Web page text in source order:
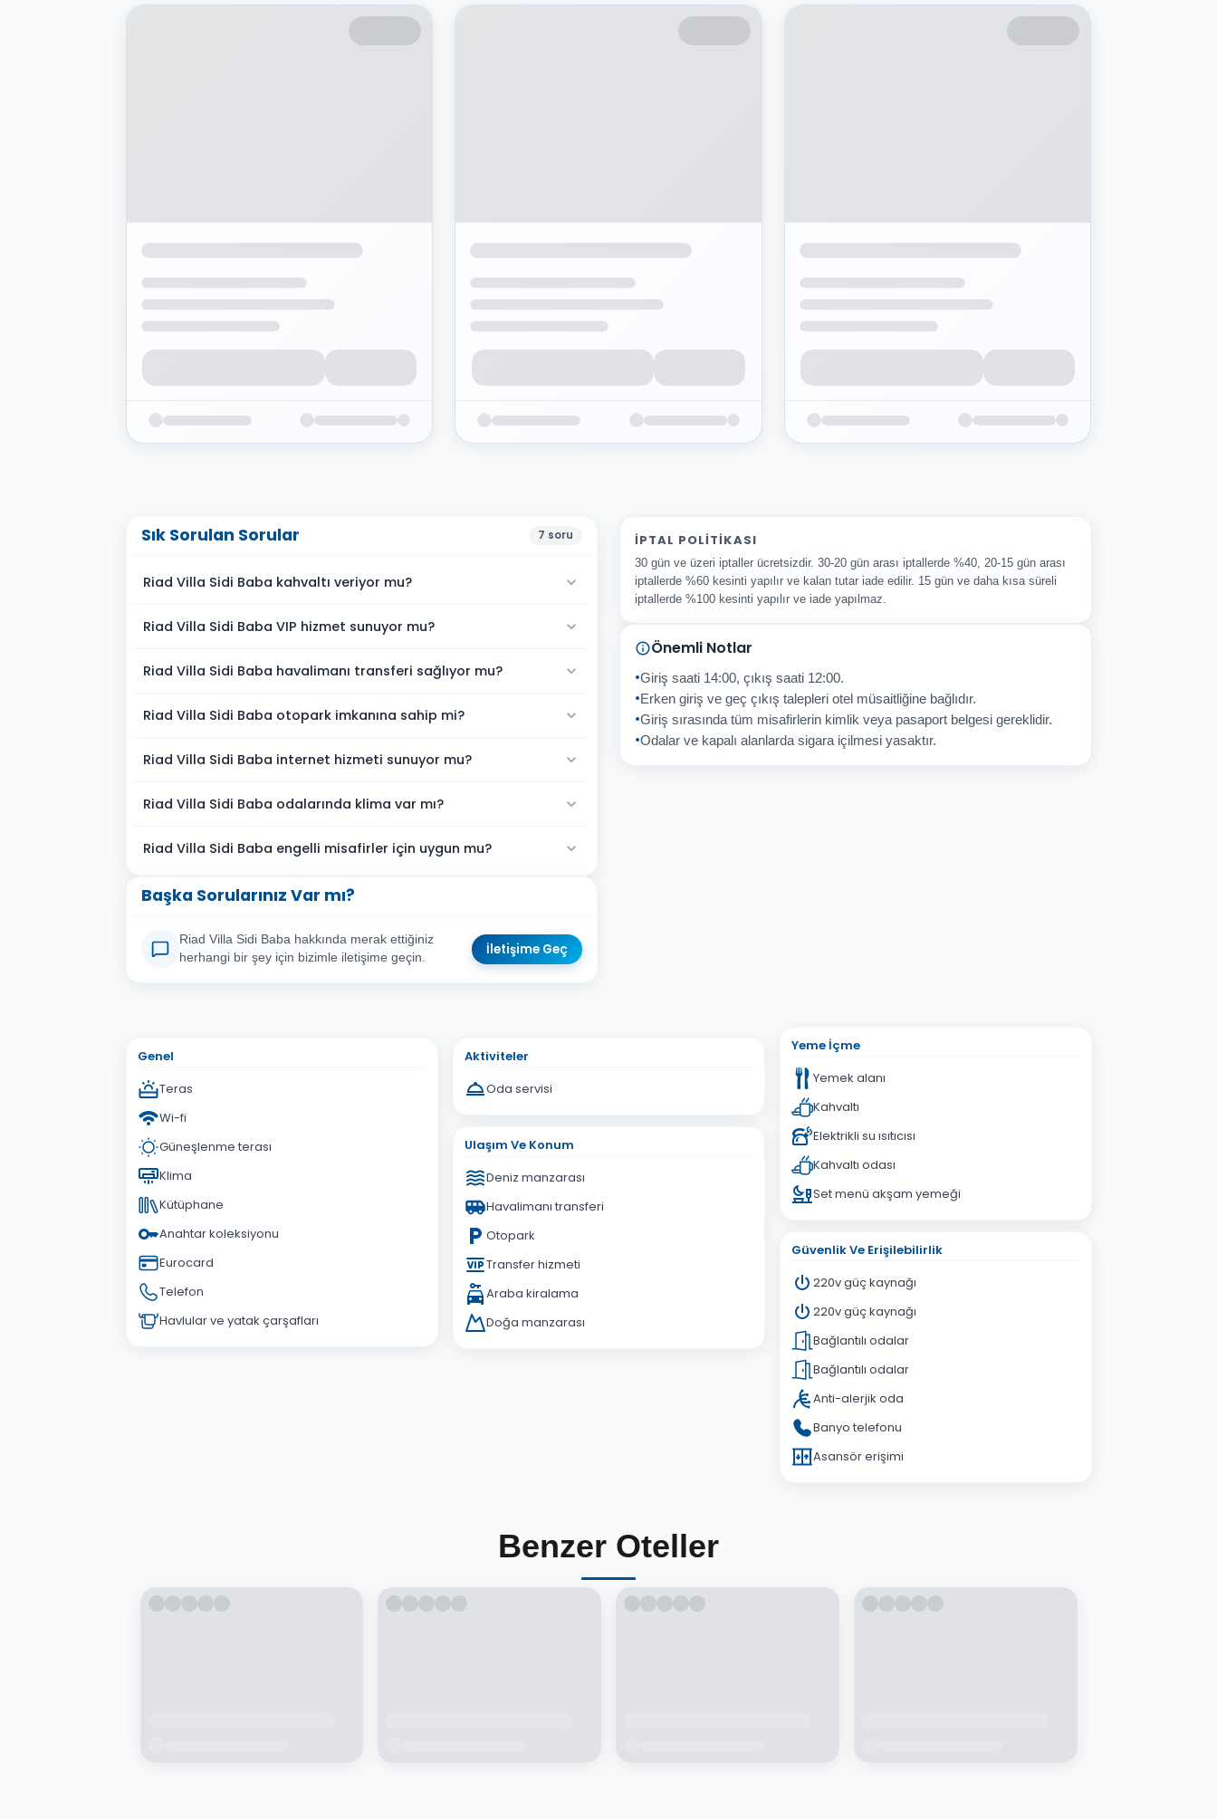
Sık Sorulan Sorular 7 soru
Riad Villa Sidi Baba kahvaltı veriyor mu?
Riad Villa Sidi Baba VIP hizmet sunuyor mu?
Riad Villa Sidi Baba havalimanı transferi sağlıyor mu?
Riad Villa Sidi Baba otopark imkanına sahip mi?
Riad Villa Sidi Baba internet hizmeti sunuyor mu?
Riad Villa Sidi Baba odalarında klima var mı?
Riad Villa Sidi Baba engelli misafirler için uygun mu?
Başka Sorularınız Var mı?
Riad Villa Sidi Baba hakkında merak ettiğiniz
herhangi bir şey için bizimle iletişime geçin.
İletişime Geç
Sorunuz
İPTAL POLITIKASI
30 gün ve üzeri iptaller ücretsizdir. 30-20 gün arası iptallerde %40, 20-15 gün arası
iptallerde %60 kesinti yapılır ve kalan tutar iade edilir. 15 gün ve daha kısa süreli
iptallerde %100 kesinti yapılır ve iade yapılmaz.
Önemli Notlar
Giriş saati 14:00, çıkış saati 12:00.
Erken giriş ve geç çıkış talepleri otel müsaitliğine bağlıdır.
Giriş sırasında tüm misafirlerin kimlik veya pasaport belgesi gereklidir.
Odalar ve kapalı alanlarda sigara içilmesi yasaktır.
Genel
Teras
Wi-fi
Güneşlenme terası
Klima
Kütüphane
Anahtar koleksiyonu
Eurocard
Telefon
Havlular ve yatak çarşafları
Aktiviteler
Oda servisi
Ulaşım Ve Konum
Deniz manzarası
Havalimanı transferi
Otopark
Transfer hizmeti
Araba kiralama
Doğa manzarası
Yeme İçme
Yemek alanı
Kahvaltı
Elektrikli su ısıtıcısı
Kahvaltı odası
Set menü akşam yemeği
Güvenlik Ve Erişilebilirlik
220v güç kaynağı
220v güç kaynağı
Bağlantılı odalar
Bağlantılı odalar
Anti-alerjik oda
Banyo telefonu
Asansör erişimi
Benzer Oteller